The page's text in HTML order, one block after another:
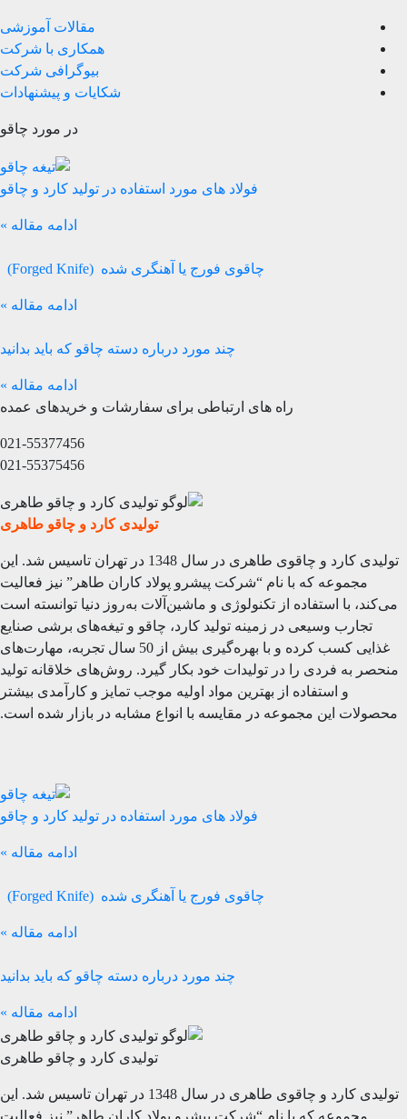
مقالات آموزشی
همکاری با شرکت
بیوگرافی شرکت
شکایات و پیشنهادات
در مورد چاقو
فولاد های مورد استفاده در تولید کارد و چاقو
ادامه مقاله »
چاقوی فورج یا آهنگری شده (Forged Knife)
ادامه مقاله »
چند مورد درباره دسته چاقو که باید بدانید
ادامه مقاله »
راه های ارتباطی برای سفارشات و خریدهای عمده
021-55377456
021-55375456
تولیدی کارد و چاقو طاهری
تولیدی کارد و چاقوی طاهری در سال 1348 در تهران تاسیس شد. این
مجموعه که با نام “شرکت پیشرو پولاد کاران طاهر” نیز فعالیت
می‌کند، با استفاده از تکنولوژی و ماشین‌آلات به‌روز دنیا توانسته است
تجارب وسیعی در زمینه تولید کارد، چاقو و تیغه‌های برشی صنایع
غذایی کسب کرده و با بهره‌گیری بیش از 50 سال تجربه، مهارت‌های
منحصر به فردی را در تولیدات خود بکار گیرد. روش‌های خلاقانه تولید
و استفاده از بهترین مواد اولیه موجب تمایز و کارآمدی بیشتر
محصولات این مجموعه در مقایسه با انواع مشابه در بازار شده است.
فولاد های مورد استفاده در تولید کارد و چاقو
ادامه مقاله »
چاقوی فورج یا آهنگری شده (Forged Knife)
ادامه مقاله »
چند مورد درباره دسته چاقو که باید بدانید
ادامه مقاله »
تولیدی کارد و چاقو طاهری
تولیدی کارد و چاقوی طاهری در سال 1348 در تهران تاسیس شد. این
مجموعه که با نام “شرکت پیشرو پولاد کاران طاهر” نیز فعالیت